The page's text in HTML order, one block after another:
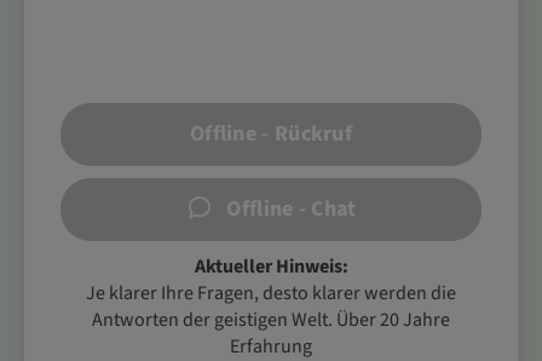
Offline - Rückruf
Offline - Chat
Aktueller Hinweis:
Je klarer Ihre Fragen, desto klarer werden die
Antworten der geistigen Welt. Über 20 Jahre
Erfahrung